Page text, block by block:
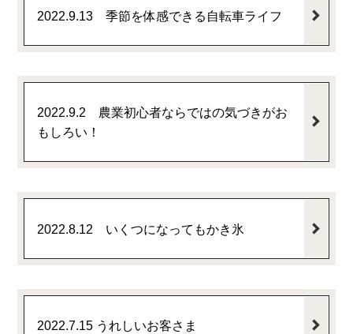
2022.9.13 季節を体感できる自転車ライフ
2022.9.2 農業初心者ならではの気づきがお
もしろい！
2022.8.12 いくつになってもかき氷
2022.7.15 うれしいお客さま